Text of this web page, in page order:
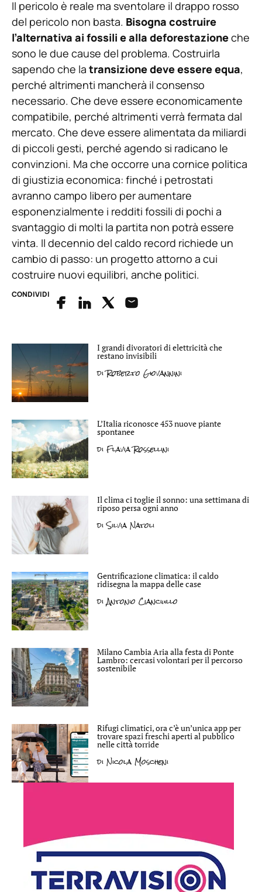
Il pericolo è reale ma sventolare il drappo rosso
del pericolo non basta. Bisogna costruire
l’alternativa ai fossili e alla deforestazioneche
sono le due cause del problema. Costruirla
sapendo che la transizione deve essere equa,
perché altrimenti mancherà il consenso
necessario. Che deve essere economicamente
compatibile, perché altrimenti verrà fermata dal
mercato. Che deve essere alimentata da miliardi
di piccoli gesti, perché agendo si radicano le
convinzioni. Ma che occorre una cornice politica
di giustizia economica: finché i petrostati
avranno campo libero per aumentare
esponenzialmente i redditi fossili di pochi a
svantaggio di molti la partita non potrà essere
vinta. Il decennio del caldo record richiede un
cambio di passo: un progetto attorno a cui
costruire nuovi equilibri, anche politici.
CONDIVIDI
I grandi divoratori di elettricità che
restano invisibili
diRoberto Giovannini
L’Italia riconosce 453 nuove piante
spontanee
di Flavia Rossellini
Il clima ci toglie il sonno: una settimana di
riposo persa ogni anno
diSilvia Natoli
Gentrificazione climatica: il caldo
ridisegna la mappa delle case
diAntonio Cianciullo
Milano Cambia Aria alla festa di Ponte
Lambro: cercasi volontari per il percorso
sostenibile
Rifugi climatici, ora c’è un’unica app per
trovare spazi freschi aperti al pubblico
nelle città torride
di Nicola Moscheni